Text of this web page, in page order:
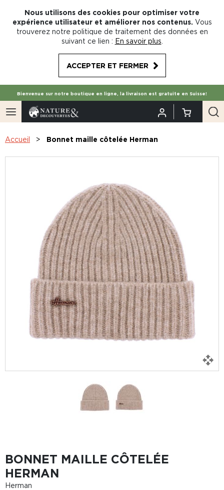
Nous utilisons des cookies pour optimiser votre
expérience utilisateur et améliorer nos contenus. Vous
trouverez notre politique de traitement des données en
suivant ce lien : En savoir plus
ACCEPTER ET FERMER
Bienvenue sur notre boutique en ligne, la livraison est gratuite en Suisse!
Accueil Bonnet maille côtelée Herman
BONNET MAILLE CÔTELÉE
HERMAN
Herman